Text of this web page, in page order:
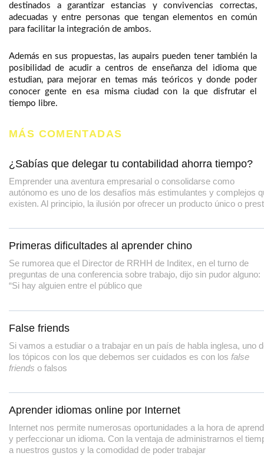
destinados a garantizar estancias y convivencias correctas,
adecuadas y entre personas que tengan elementos en común
para facilitar la integración de ambos.
Además en sus propuestas, las aupairs pueden tener también la
posibilidad de acudir a centros de enseñanza del idioma que
estudian, para mejorar en temas más teóricos y donde poder
conocer gente en esa misma ciudad con la que disfrutar el
tiempo libre.
MÁS COMENTADAS
¿Sabías que delegar tu contabilidad ahorra tiempo?
Emprender una aventura empresarial o consolidarse como
autónomo es uno de los desafíos más estimulantes y complejos
existen. Al principio, la ilusión por ofrecer un producto único o
Primeras dificultades al aprender chino
Se rumorea que el Director de RRHH de Inditex, en el turno de
preguntas de una conferencia sobre trabajo, dijo sin pudor alguno:
“Si hay alguien entre el público que
False friends
Si vamos a estudiar o a trabajar en un país de habla inglesa, uno
los tópicos con los que debemos ser cuidados es con los false
friends o falsos
Aprender idiomas online por Internet
Internet nos permite numerosas oportunidades a la hora de
y perfeccionar un idioma. Con la ventaja de administrarnos el
a nuestros gustos y la comodidad de poder trabajar